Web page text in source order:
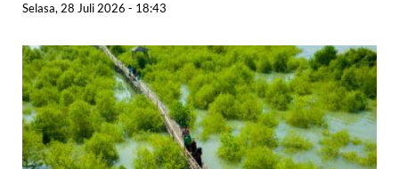
Selasa, 28 Juli 2026 - 18:43